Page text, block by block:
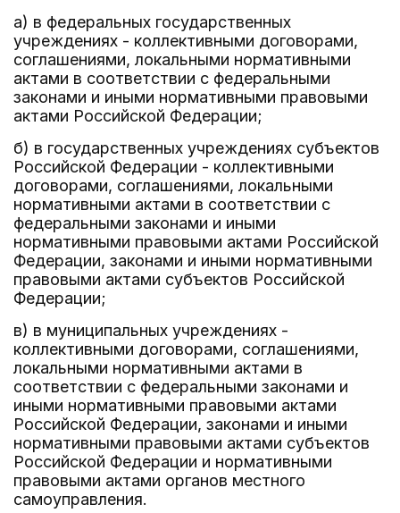
а) в федеральных государственных
учреждениях - коллективными договорами,
соглашениями, локальными нормативными
актами в соответствии с федеральными
законами и иными нормативными правовыми
актами Российской Федерации;
б) в государственных учреждениях субъектов
Российской Федерации - коллективными
договорами, соглашениями, локальными
нормативными актами в соответствии с
федеральными законами и иными
нормативными правовыми актами Российской
Федерации, законами и иными нормативными
правовыми актами субъектов Российской
Федерации;
в) в муниципальных учреждениях -
коллективными договорами, соглашениями,
локальными нормативными актами в
соответствии с федеральными законами и
иными нормативными правовыми актами
Российской Федерации, законами и иными
нормативными правовыми актами субъектов
Российской Федерации и нормативными
правовыми актами органов местного
самоуправления.